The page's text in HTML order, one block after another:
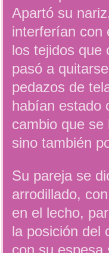
Apartó su
interferían con
los tejidos que
pasó a
pedazos de
habían estado
cambio que
sino también
Su pareja se
arrodillado,
en el lecho,
la posición del